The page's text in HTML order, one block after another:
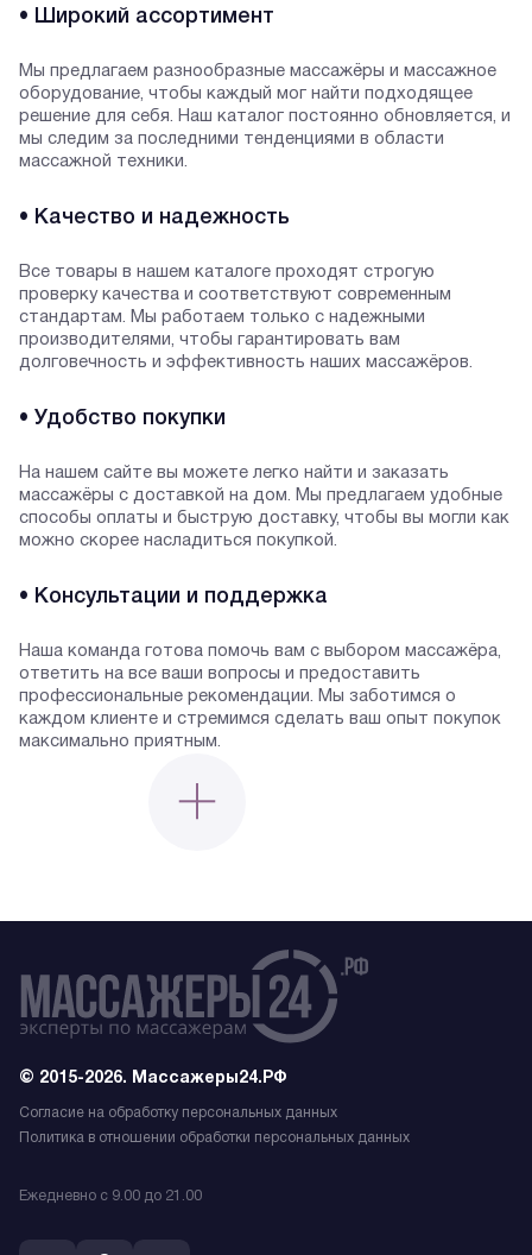
• Широкий ассортимент
Мы предлагаем разнообразные массажёры и массажное
оборудование, чтобы каждый мог найти подходящее
решение для себя. Наш каталог постоянно обновляется, и
мы следим за последними тенденциями в области
массажной техники.
• Качество и надежность
Все товары в нашем каталоге проходят строгую
проверку качества и соответствуют современным
стандартам. Мы работаем только с надежными
производителями, чтобы гарантировать вам
долговечность и эффективность наших массажёров.
• Удобство покупки
На нашем сайте вы можете легко найти и заказать
массажёры с доставкой на дом. Мы предлагаем удобные
способы оплаты и быструю доставку, чтобы вы могли как
можно скорее насладиться покупкой.
• Консультации и поддержка
Наша команда готова помочь вам с выбором массажёра,
ответить на все ваши вопросы и предоставить
профессиональные рекомендации. Мы заботимся о
каждом клиенте и стремимся сделать ваш опыт покупок
максимально приятным.
© 2015-2026. Массажеры24.РФ
Согласие на обработку персональных данных
Политика в отношении обработки персональных данных
Ежедневно с 9.00 до 21.00